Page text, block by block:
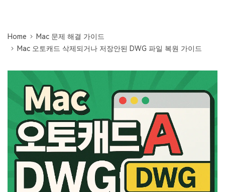
무료 체험
리커버릿 무료 버전
분실/삭제된 데이터 무료 복구
무료 체험
기타 프로그램
기타
더 많은 솔루션 찾기
복구 솔루션
삭제된 파일 복구
데이터 손실 시나리오
모든 기능 확인하기
search
Home
Mac 문제 해결 가이드
Mac 오토캐드 삭제되거나 저장안된 DWG 파일 복원 가이드